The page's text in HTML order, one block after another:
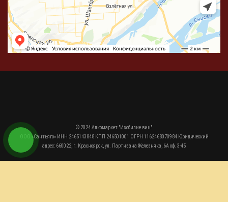
© 2024 Алкомаркет "Изобилие вин"
ООО «Сантьяго» ИНН 2465143848 КПП 246501001 ОГРН 1162468070984 Юридический
адрес: 660022, г. Красноярск, ул. Партизана Железняка, 6А оф. 3-45